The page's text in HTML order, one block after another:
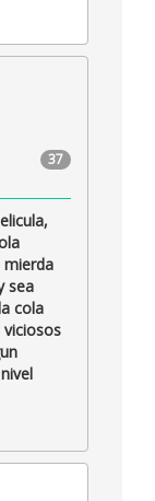
37
mierda
sea
cola